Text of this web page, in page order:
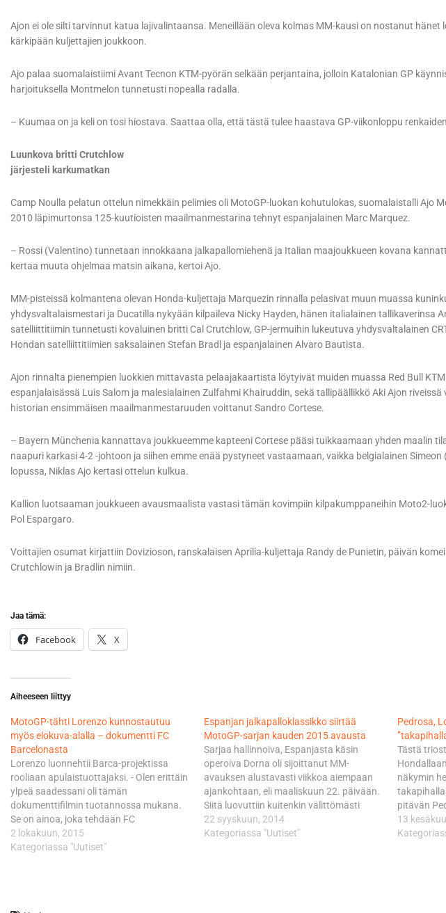
Ajon ei ole silti tarvinnut katua lajivalintaansa. Meneillään oleva kolmas MM-kausi on nostanut hänet
kärkipään kuljettajien joukkoon.
Ajo palaa suomalaistiimi Avant Tecnon KTM-pyörän selkään perjantaina, jolloin Katalonian GP
harjoituksella Montmelon tunnetusti nopealla radalla.
– Kuumaa on ja keli on tosi hiostava. Saattaa olla, että tästä tulee haastava GP-viikonloppu
Luunkova britti Crutchlow
järjesteli karkumatkan
Camp Noulla pelatun ottelun nimekkäin pelimies oli MotoGP-luokan kohutulokas, suomalaistalli Ajo
2010 läpimurtonsa 125-kuutioisten maailmanmestarina tehnyt espanjalainen Marc Marquez.
– Rossi (Valentino) tunnetaan innokkaana jalkapallomiehenä ja Italian maajoukkueen kovana
kertaa muuta ohjelmaa matsin aikana, kertoi Ajo.
MM-pisteissä kolmantena olevan Honda-kuljettaja Marquezin rinnalla pelasivat muun muassa
yhdysvaltalaismestari ja Ducatilla nykyään kilpaileva Nicky Hayden, hänen italialainen tallikaverinsa
satelliittitiimin tunnetusti kovaluinen britti Cal Crutchlow, GP-jermuihin lukeutuva yhdysvaltalainen
Hondan satelliittitiimien saksalainen Stefan Bradl ja espanjalainen Alvaro Bautista.
Ajon rinnalta pienempien luokkien mittavasta pelaajakaartista löytyivät muiden muassa Red Bull
espanjalaisässä Luis Salom ja malesialainen Zulfahmi Khairuddin, sekä tallipäällikkö Aki Ajon
historian ensimmäisen maailmanmestaruuden voittanut Sandro Cortese.
– Bayern Münchenia kannattava joukkueemme kapteeni Cortese pääsi tuikkaamaan yhden maalin
naapuri karkasi 4-2 -johtoon ja siihen emme enää pystyneet vastaamaan, vaikka belgialainen Simeon
lopussa, Niklas Ajo kertasi ottelun kulkua.
Kallion luotsaaman joukkueen avausmaalista vastasi tämän kovimpiin kilpakumppaneihin Moto2-
Pol Espargaro.
Voittajien osumat kirjattiin Dovizioson, ranskalaisen Aprilia-kuljettaja Randy de Punietin, päivän
Crutchlowin ja Bradlin nimiin.
Jaa tämä:
Facebook X
Aiheeseen liittyy
MotoGP-tähti Lorenzo kunnostautuu
myös elokuva-alalla – dokumentti FC
Barcelonasta
Lorenzo luonnehtii Barca-projektissa
rooliaan apulaistuottajaksi. - Olen erittäin
ylpeä saadessani oli tämän
dokumenttifilmin tuotannossa mukana.
Se on ainoa, joka tehdään FC
Barcelonasta ja seuran 115-vuotisesta
historiasta. Olen ollut innoissani
2 lokakuun, 2015
Kategoriassa "Uutiset"
Espanjan jalkapalloklassikko siirtää
MotoGP-sarjan kauden 2015 avausta
Sarjaa hallinnoiva, Espanjasta käsin
operoiva Dorna oli sijoittanut MM-
avauksen alustavasti viikkoa aiempaan
ajankohtaan, eli maaliskuun 22. päivään.
Siitä luovuttiin kuitenkin välittömästi
Dornan huomattua, että Espanjan
ehdoton jalkapalloklassikko FC
22 syyskuun, 2014
Kategoriassa "Uutiset"
Pedrosa,
Tästä
näkymin
pitävän
vain
Katalonian
13